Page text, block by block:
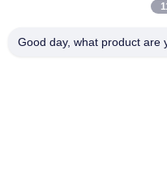
Good day, what product are